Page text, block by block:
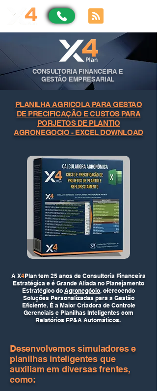
CONSULTORIA FINANCEIRA E
GESTÃO EMPRESARIAL
PLANILHA AGRICOLA PARA GESTAO
DE PRECIFICAÇÃO E CUSTOS PARA
PORJETOS DE PLANTIO
AGRONEGOCIO - EXCEL DOWNLOAD
A X4Plan tem 25 anos de Consultoria Financeira
Estratégica e é Grande Aliada no Planejamento
Estratégico do Agronegócio, oferecendo
Soluções Personalizadas para a Gestão
Eficiente. É a Maior Criadora de Controle
Gerenciais e Planilhas Inteligentes com
Relatórios FP&A Automáticos.
Desenvolvemos simuladores e
planilhas inteligentes que
auxiliam em diversas frentes,
como: